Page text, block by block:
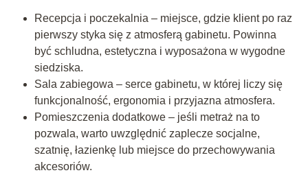
Recepcja i poczekalnia – miejsce, gdzie klient po raz
pierwszy styka się z atmosferą gabinetu. Powinna
być schludna, estetyczna i wyposażona w wygodne
siedziska.
Sala zabiegowa – serce gabinetu, w której liczy się
funkcjonalność, ergonomia i przyjazna atmosfera.
Pomieszczenia dodatkowe – jeśli metraż na to
pozwala, warto uwzględnić zaplecze socjalne,
szatnię, łazienkę lub miejsce do przechowywania
akcesoriów.